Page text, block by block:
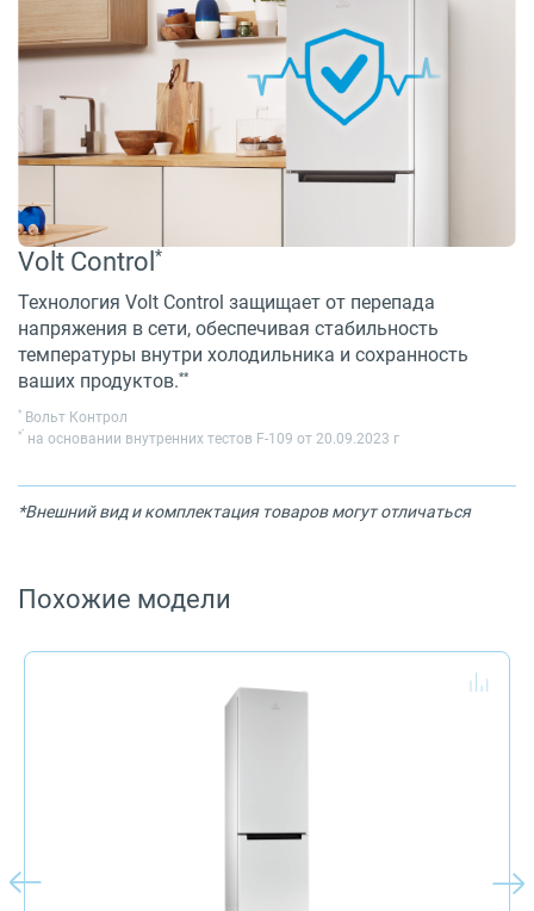
Volt Control *
Технология Volt Control защищает от перепада
напряжения в сети, обеспечивая стабильность
температуры внутри холодильника и сохранность
ваших продуктов.**
* Вольт Контрол
** на основании внутренних тестов F-109 от 20.09.2023 г
*Внешний вид и комплектация товаров могут отличаться
Похожие модели